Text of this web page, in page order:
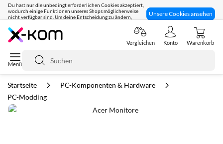
Du hast nur die unbedingt erforderlichen Cookies akzeptiert,
wodurch einige Funktionen unseres Shops möglicherweise
nicht verfügbar sind. Um deine Entscheidung zu ändern,
Unsere Cookies ansehen
Seit 8 Jahren für dich da!
Suche
Vergleichen Konto Warenkorb
Startseite
PC-Komponenten & Hardware
PC-Modding